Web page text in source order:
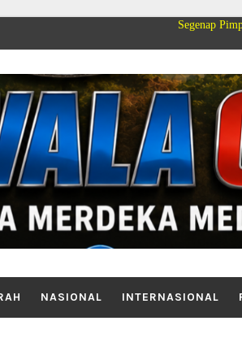
Segenap Pimpinan dan
NASIONAL INTERNASIONAL